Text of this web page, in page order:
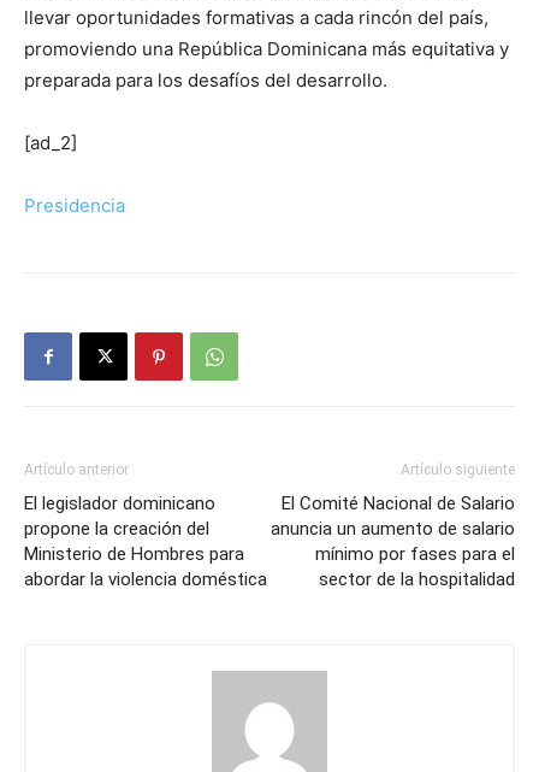
llevar oportunidades formativas a cada rincón del país,
promoviendo una República Dominicana más equitativa y
preparada para los desafíos del desarrollo.
[ad_2]
Presidencia
Artículo anterior
El legislador dominicano
propone la creación del
Ministerio de Hombres para
abordar la violencia doméstica
Artículo siguiente
El Comité Nacional de Salario
anuncia un aumento de salario
mínimo por fases para el
sector de la hospitalidad